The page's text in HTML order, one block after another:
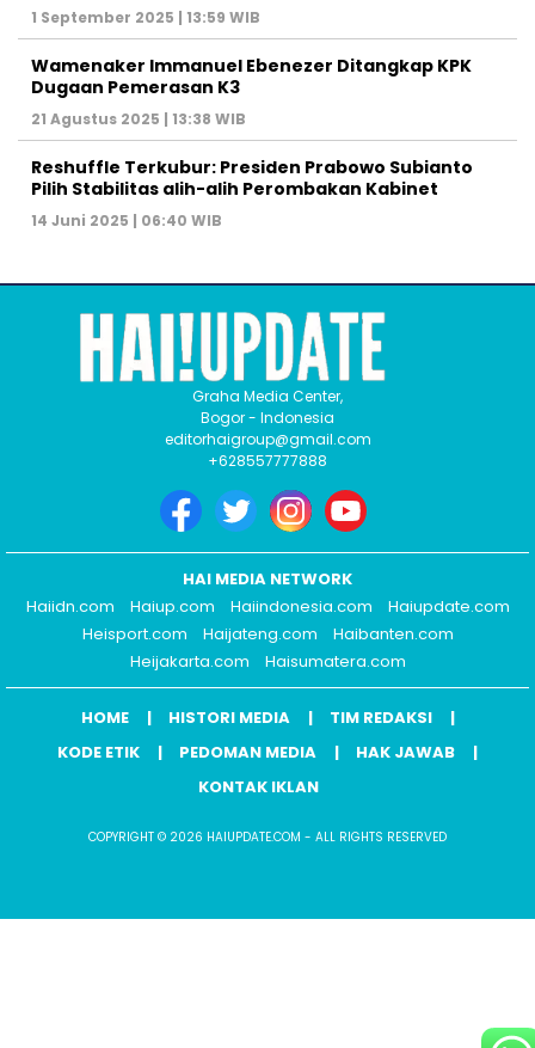
1 September 2025 | 13:59 WIB
Wamenaker Immanuel Ebenezer Ditangkap KPK
Dugaan Pemerasan K3
21 Agustus 2025 | 13:38 WIB
Reshuffle Terkubur: Presiden Prabowo Subianto
Pilih Stabilitas alih-alih Perombakan Kabinet
14 Juni 2025 | 06:40 WIB
Graha Media Center,
Bogor - Indonesia
editorhaigroup@gmail.com
+628557777888
HAI MEDIA NETWORK
Haiidn.com
Haiup.com Haiindonesia.com
Haiupdate.com
Heisport.com
Haijateng.com
Haibanten.com
Heijakarta.com
Haisumatera.com
HOME HISTORI MEDIA
TIM REDAKSI
KODE ETIK
PEDOMAN MEDIA
HAK JAWAB
KONTAK IKLAN
COPYRIGHT © 2026 HAIUPDATE.COM - ALL RIGHTS RESERVED